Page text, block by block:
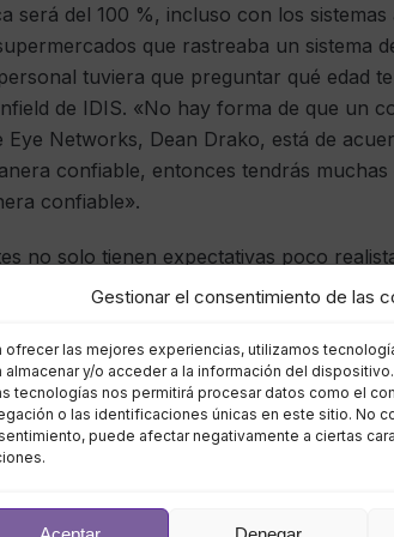
Gestionar el consentimiento de las
ofrecer las mejores experiencias, utilizamos
almacenar y/o acceder a la información del
tecnologías nos permitirá procesar datos como el
o las identificaciones únicas en este sitio. No
puede afectar negativamente a ciertas
será del 100 %, incluso con los
que rastreaba un sistema
tuviera que preguntar qué edad
de IDIS. «No hay forma de que un
Eye Networks, Dean Drako, está de
confiable, entonces tendrás
confiable».
no solo tienen expectativas poco
sino que también pueden ser una
están perdiendo decenas de miles de
inteligencia artificial perfecta cuando
en el primer año”, agrega Barnfield. .
de vídeos